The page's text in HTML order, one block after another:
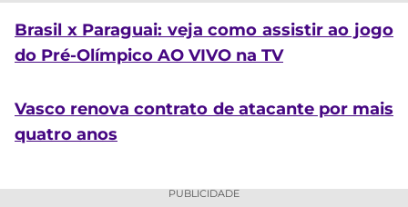
Brasil x Paraguai: veja como assistir ao jogo
do Pré-Olímpico AO VIVO na TV
Vasco renova contrato de atacante por mais
quatro anos
PUBLICIDADE